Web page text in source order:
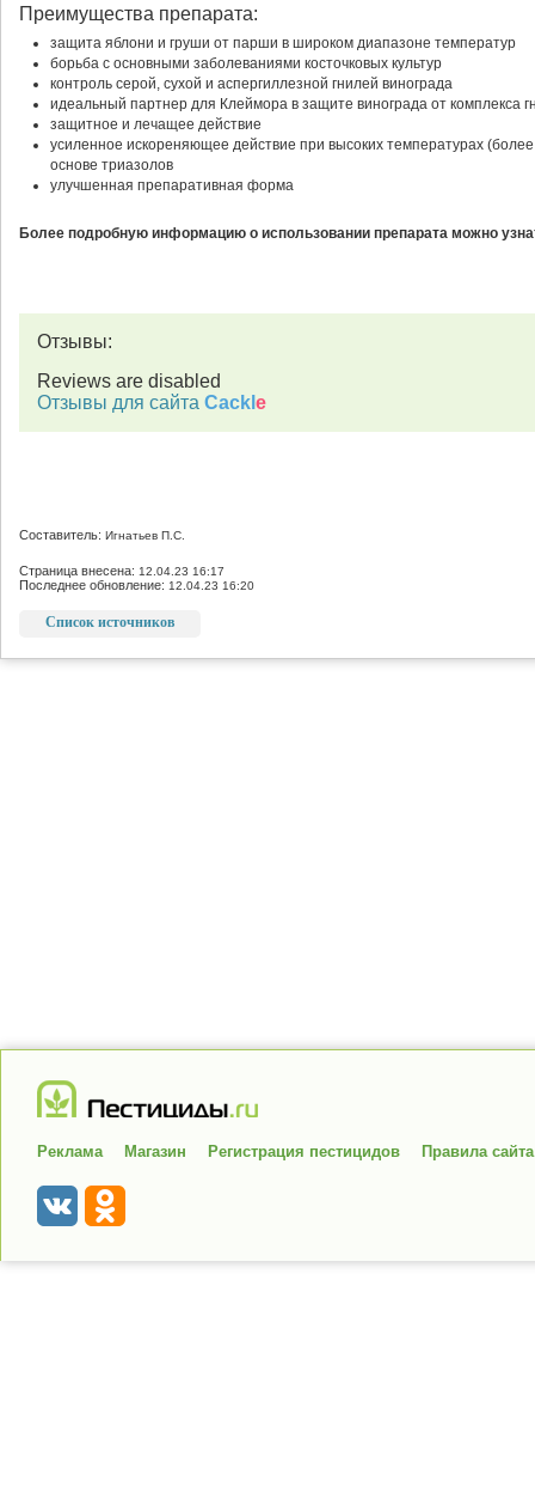
Преимущества препарата:
защита яблони и груши от парши в широком диапазоне температур
борьба с основными заболеваниями косточковых культур
контроль серой, сухой и аспергиллезной гнилей винограда
идеальный партнер для Клеймора в защите винограда от комплекса
защитное и лечащее действие
усиленное искореняющее действие при высоких температурах
основе триазолов
улучшенная препаративная форма
Более подробную информацию о использовании препарата можно
Отзывы:
Reviews are disabled
Отзывы для сайта Cackl e
Составитель: Игнатьев П.С.
Страница внесена: 12.04.23 16:17
Последнее обновление: 12.04.23 16:20
Список источников
Реклама Магазин Регистрация пестицидов Правила сайта